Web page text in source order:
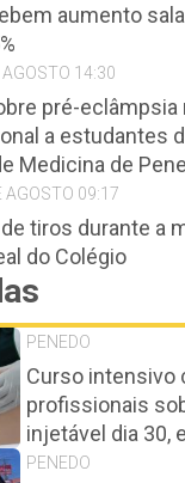
aumento
AGOSTO 14:30
pré-eclâmpsia
a estudantes
Medicina de
AGOSTO 09:17
tiros durante a
do Colégio
PENEDO
Curso intensivo
profissionais
injetável dia 30,
PENEDO